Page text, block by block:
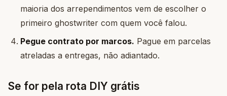
maioria dos arrependimentos vem de escolher o
primeiro ghostwriter com quem você falou.
Pegue contrato por marcos. Pague em parcelas
atreladas a entregas, não adiantado.
Se for pela rota DIY grátis